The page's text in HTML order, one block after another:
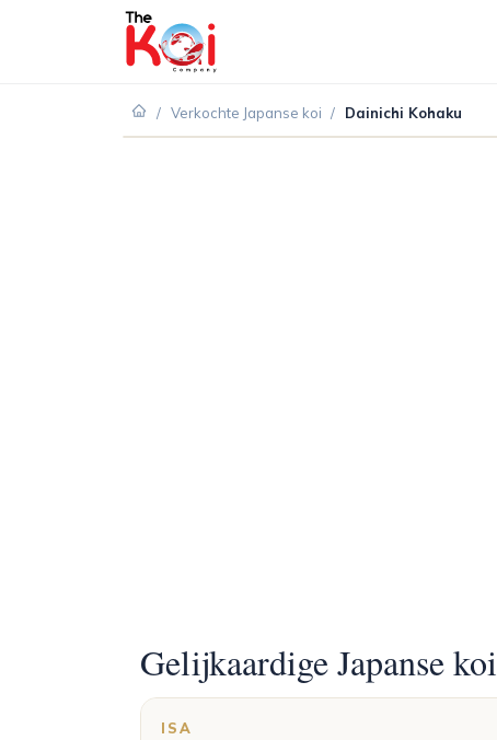
/ Verkochte Japanse koi / Dainichi Kohaku
Gelijkaardige Japanse koi
ISA